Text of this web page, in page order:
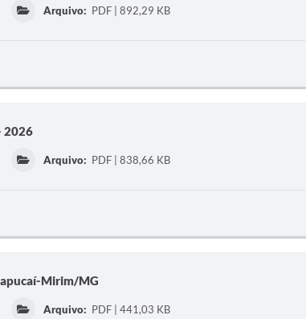
Arquivo: PDF | 892,29 KB
2026
Arquivo: PDF | 838,66 KB
Mirim/MG
Arquivo: PDF | 441,03 KB